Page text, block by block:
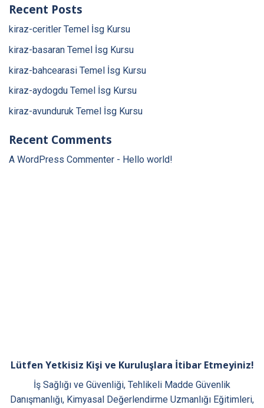
Recent Posts
kiraz-ceritler Temel İsg Kursu
kiraz-basaran Temel İsg Kursu
kiraz-bahcearasi Temel İsg Kursu
kiraz-aydogdu Temel İsg Kursu
kiraz-avunduruk Temel İsg Kursu
Recent Comments
A WordPress Commenter - Hello world!
Lütfen Yetkisiz Kişi ve Kuruluşlara İtibar Etmeyiniz!
İş Sağlığı ve Güvenliği, Tehlikeli Madde Güvenlik
Danışmanlığı, Kimyasal Değerlendirme Uzmanlığı Eğitimleri,